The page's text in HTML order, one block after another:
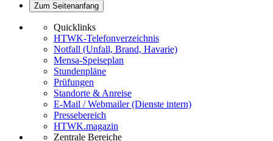
Zum Seitenanfang
Quicklinks
HTWK-Telefonverzeichnis
Notfall (Unfall, Brand, Havarie)
Mensa-Speiseplan
Stundenpläne
Prüfungen
Standorte & Anreise
E-Mail / Webmailer (Dienste intern)
Pressebereich
HTWK.magazin
Zentrale Bereiche